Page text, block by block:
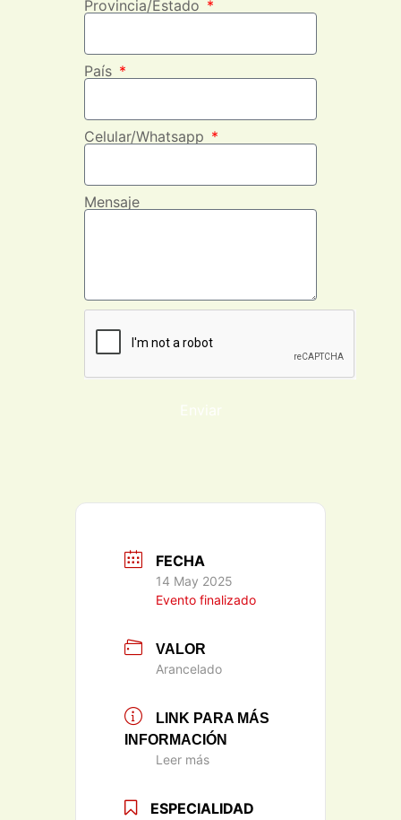
Provincia/Estado
País
Celular/Whatsapp
Mensaje
Enviar
FECHA
14 May 2025
Evento finalizado
VALOR
Arancelado
LINK PARA MÁS
INFORMACIÓN
Leer más
ESPECIALIDAD